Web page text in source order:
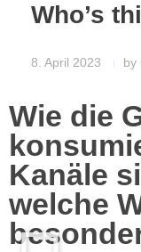
Who’s
8. April 2023 by
Wie die
Kanäle
welche